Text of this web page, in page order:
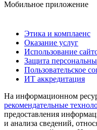
Мобильное приложение
Этика и комплаенс
Оказание услуг
Использование
Защита
Пользовательское
ИТ аккредитация
На информационном
рекомендательные
предоставления
и анализа сведений,